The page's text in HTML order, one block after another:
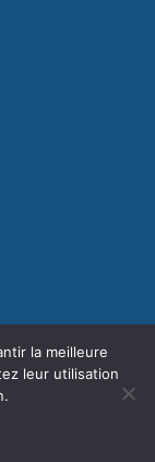
la meilleure
leur utilisation